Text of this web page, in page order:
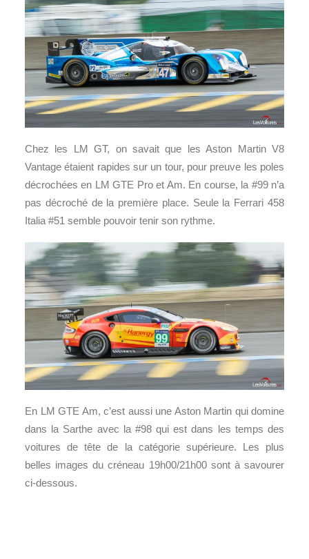
Chez les LM GT, on savait que les Aston Martin V8
Vantage étaient rapides sur un tour, pour preuve les poles
décrochées en LM GTE Pro et Am. En course, la #99 n’a
pas décroché de la première place. Seule la Ferrari 458
Italia #51 semble pouvoir tenir son rythme.
En LM GTE Am, c’est aussi une Aston Martin qui domine
dans la Sarthe avec la #98 qui est dans les temps des
voitures de tête de la catégorie supérieure. Les plus
belles images du créneau 19h00/21h00 sont à savourer
ci-dessous.